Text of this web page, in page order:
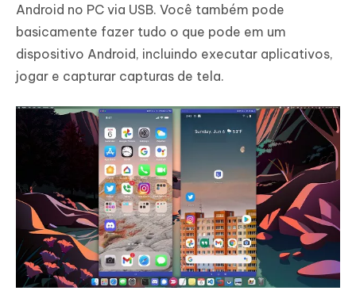
Android no PC via USB. Você também pode
basicamente fazer tudo o que pode em um
dispositivo Android, incluindo executar aplicativos,
jogar e capturar capturas de tela.